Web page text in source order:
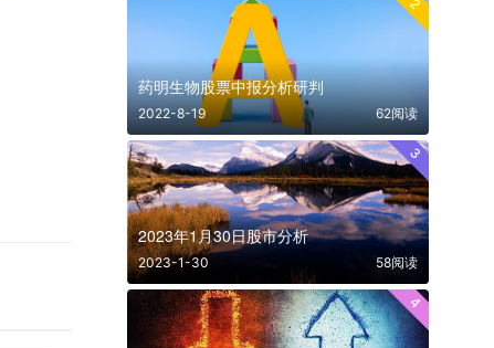
2
药明生物股票中报分析研判
2022-8-19 62阅读
3
2023年1月30日股市分析
2023-1-30 58阅读
4